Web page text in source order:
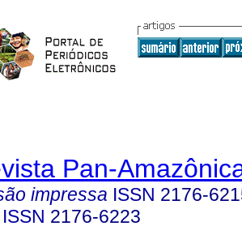
Pan-
impressa ISSN 2176-
ISSN 2176-6223